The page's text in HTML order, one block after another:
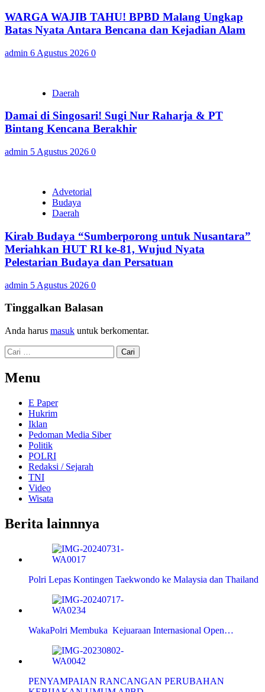
WARGA WAJIB TAHU! BPBD Malang Ungkap
Batas Nyata Antara Bencana dan Kejadian Alam
admin 6 Agustus 2026 0
Daerah
Damai di Singosari! Sugi Nur Raharja & PT
Bintang Kencana Berakhir
admin 5 Agustus 2026 0
Advetorial
Budaya
Daerah
Kirab Budaya “Sumberporong untuk Nusantara”
Meriahkan HUT RI ke-81, Wujud Nyata
Pelestarian Budaya dan Persatuan
admin 5 Agustus 2026 0
Tinggalkan Balasan
Anda harus masuk untuk berkomentar.
Cari
untuk:
Menu
E Paper
Hukrim
Iklan
Pedoman Media Siber
Politik
POLRI
Redaksi / Sejarah
TNI
Video
Wisata
Berita lainnnya
Polri Lepas Kontingen Taekwondo ke Malaysia dan Thailand
WakaPolri Membuka Kejuaraan Internasional Open…
PENYAMPAIAN RANCANGAN PERUBAHAN